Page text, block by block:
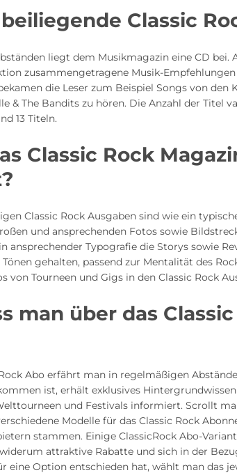
Classic
liegt dem Musikmagazin eine CD bei.
zusammengetragene Musik-
die Leser zum Beispiel Songs von den
& The Bandits zu hören. Die Anzahl der Titel
13 Titeln.
Classic Rock
Classic Rock Ausgaben sind wie ein
und ansprechenden Fotos sowie
ansprechender Typografie die Storys sowie
gehalten, passend zur Mentalität des
von Tourneen und Gigs in den Classic Rock
man über das
Abo erfährt man in regelmäßigen
ist, erhält exklusives
und Festivals informiert. Scrollt
Modelle für das Classic Rock
stammen. Einige ClassicRock Abo-
attraktive Rabatte und sich in der
eine Option entschieden hat, wählt man das